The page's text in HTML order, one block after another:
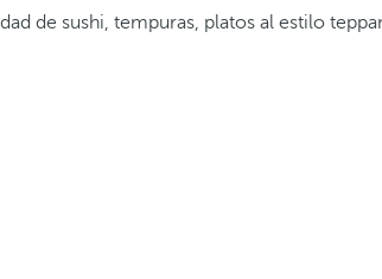
de sushi, tempuras, platos al estilo